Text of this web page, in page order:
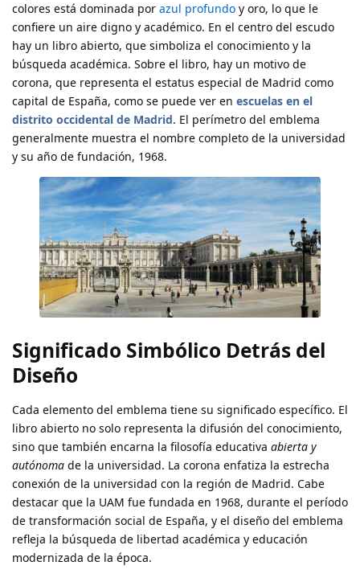
colores está dominada por azul profundo y oro, lo que le
confiere un aire digno y académico. En el centro del escudo
hay un libro abierto, que simboliza el conocimiento y la
búsqueda académica. Sobre el libro, hay un motivo de
corona, que representa el estatus especial de Madrid como
capital de España, como se puede ver en escuelas en el
distrito occidental de Madrid. El perímetro del emblema
generalmente muestra el nombre completo de la universidad
y su año de fundación, 1968.
Significado Simbólico Detrás del
Diseño
Cada elemento del emblema tiene su significado específico. El
libro abierto no solo representa la difusión del conocimiento,
sino que también encarna la filosofía educativa abierta y
autónoma de la universidad. La corona enfatiza la estrecha
conexión de la universidad con la región de Madrid. Cabe
destacar que la UAM fue fundada en 1968, durante el período
de transformación social de España, y el diseño del emblema
refleja la búsqueda de libertad académica y educación
modernizada de la época.